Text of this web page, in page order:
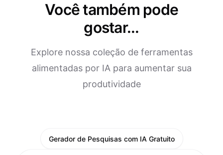
Você também pode
gostar...
Explore nossa coleção de ferramentas
alimentadas por IA para aumentar sua
produtividade
Gerador de Pesquisas com IA Gratuito